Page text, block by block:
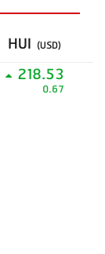
HUI (USD)
218.53
0.67